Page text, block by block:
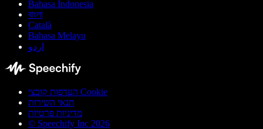
Bahasa Indonesia
বাংলা
Català
Bahasa Melayu
اردو
העדפות קובצי Cookie
תנאי השירות
מדיניות פרטיות
© Speechify Inc 2026